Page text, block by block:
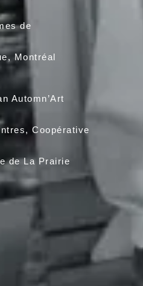
sur les thèmes de
Montréal
Automn’Art
Peintres, Coopérative
de La Prairie